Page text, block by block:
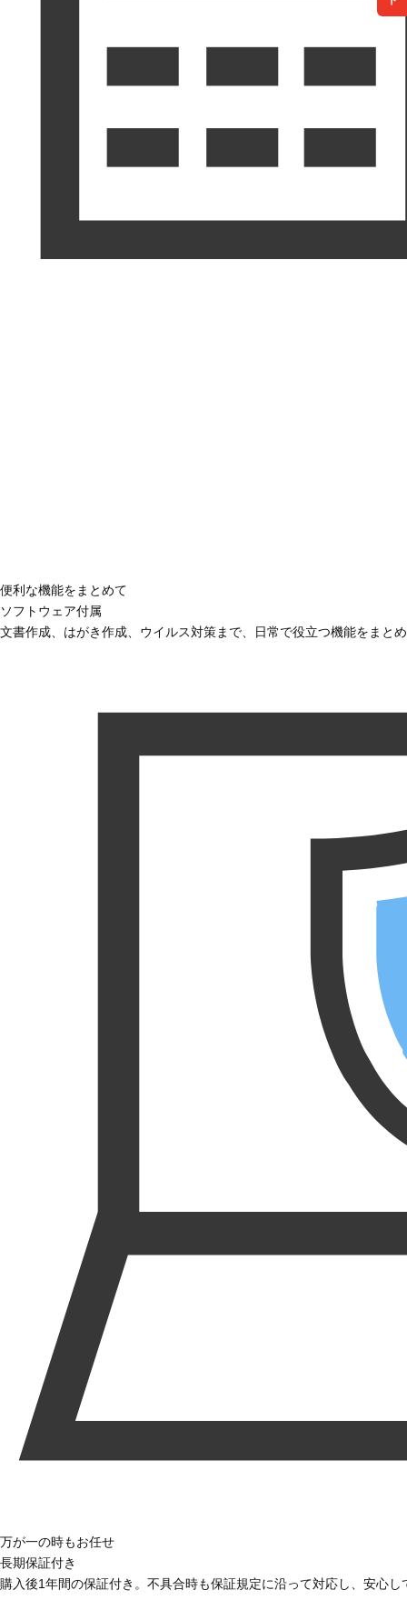
便利な機能をまとめて
ソフトウェア付属
文書作成、はがき作成、ウイルス対策まで、日常で役立つ機能をまと
万が一の時もお任せ
長期保証付き
購入後1年間の保証付き。不具合時も保証規定に沿って対応し、安心